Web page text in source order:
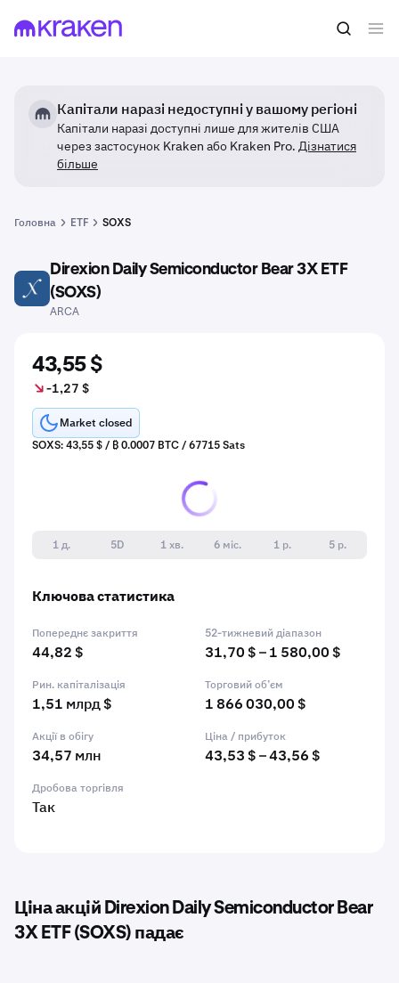
Капітали наразі недоступні у вашому регіоні
Капітали наразі доступні лише для жителів США
через застосунок Kraken або Kraken Pro. Дізнатися
більше
Головна ETF SOXS
SOXS
Direxion Daily Semiconductor Bear 3X ETF
(SOXS)
ARCA
43,55 $
-1,27 $
Market closed
SOXS: 43,55 $ / ₿ 0.0007 BTC / 67715 Sats
1 д. 5D 1 хв. 6 міс. 1 р. 5 р.
Ключова статистика
Попереднє закриття
44,82 $
52-тижневий діапазон
31,70 $ – 1 580,00 $
Рин. капіталізація
1,51 млрд $
Торговий об’єм
1 866 030,00 $
Акції в обігу
34,57 млн
Ціна / прибуток
43,53 $ – 43,56 $
Дробова торгівля
Так
Ціна акцій Direxion Daily Semiconductor Bear
3X ETF (SOXS) падає